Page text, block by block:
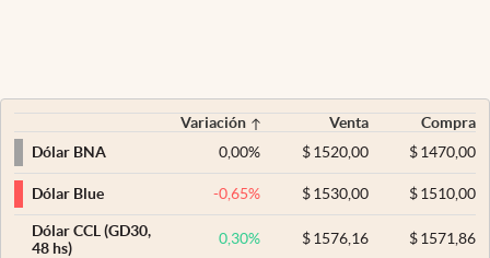
Variación Venta
Compra
Dólar BNA
0,00% $ 1520,00 $1470,00
Dólar Blue -0,65% $ 1530,00 $1510,00
Dólar CCL (GD30,
48 hs)
0,30% $ 1576,16 $1571,86